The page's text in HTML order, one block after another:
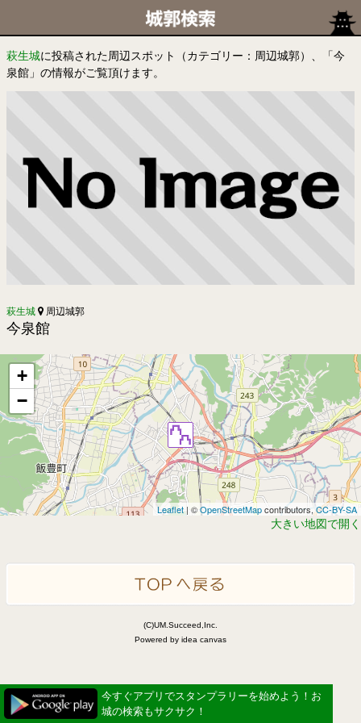
萩生城に投稿された周辺スポット（カテゴリー：周辺城郭）、「今
泉館」の情報がご覧頂けます。
萩生城 周辺城郭
今泉館
+
−
Leaflet| ©OpenStreetMapcontributors,CC-BY-SA
大きい地図で開く
(C)UM.Succeed,Inc.
Powered by idea canvas
今すぐアプリでスタンプラリーを始めよう！お
城の検索もサクサク！